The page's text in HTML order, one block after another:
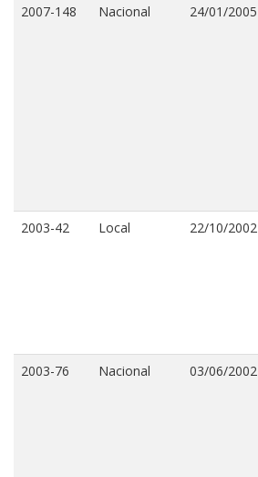
2007-148 Nacional 24/01/2005
2003-42 Local 22/10/2002
2003-76 Nacional 03/06/2002